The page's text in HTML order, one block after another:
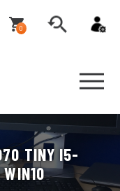
0
TINY I5-